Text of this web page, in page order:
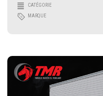
CATÉGORIE
MARQUE